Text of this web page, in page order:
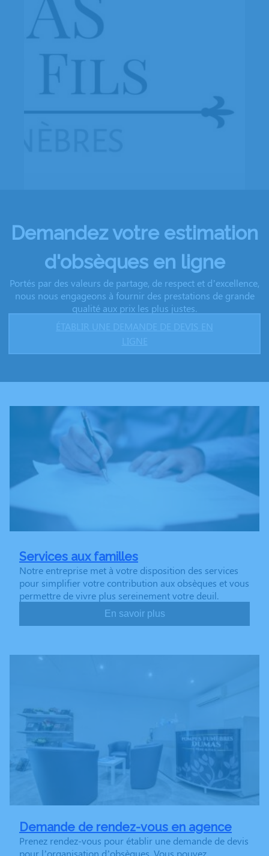
Demandez votre estimation
d'obsèques en ligne
Portés par des valeurs de partage, de respect et d’excellence,
nous nous engageons à fournir des prestations de grande
qualité aux prix les plus justes.
ÉTABLIR UNE DEMANDE DE DEVIS EN
LIGNE
Services aux familles
Notre entreprise met à votre disposition des services
pour simplifier votre contribution aux obsèques et vous
permettre de vivre plus sereinement votre deuil.
En savoir plus
Demande de rendez-vous en agence
Prenez rendez-vous pour établir une demande de devis
pour l’organisation d’obsèques. Vous pouvez